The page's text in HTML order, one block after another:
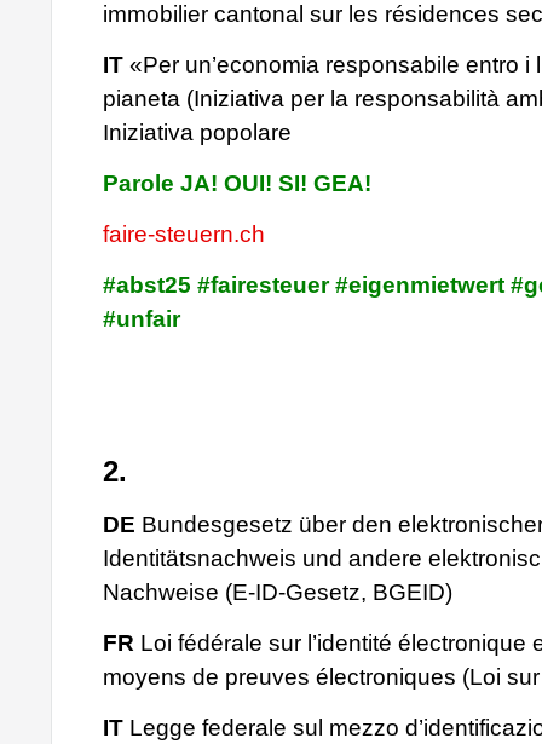
immobilier cantonal sur les résidences
IT «Per un’economia responsabile entro i
pianeta (Iniziativa per la responsabilità
Iniziativa popolare
Parole JA! OUI! SI! GEA!
faire-steuern.ch
#abst25 #fairesteuer #eigenmietwert
#unfair
2.
DE Bundesgesetz über den
Identitätsnachweis und andere
Nachweise (E-ID-Gesetz, BGEID)
FR Loi fédérale sur l’identité électronique
moyens de preuves électroniques (Loi sur
IT Legge federale sul mezzo